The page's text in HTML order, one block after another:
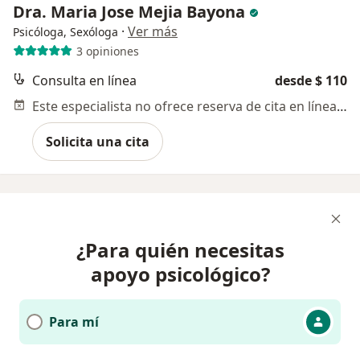
Dra. Maria Jose Mejia Bayona
Psicóloga, Sexóloga · Ver más
3 opiniones
Consulta en línea
desde $ 110
Este especialista no ofrece reserva de cita en línea en esta dirección.
Solicita una cita
¿Para quién necesitas
apoyo psicológico?
Para mí